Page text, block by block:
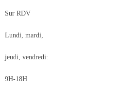
Sur RDV
Lundi, mardi,
jeudi, vendredi:
9H-18H